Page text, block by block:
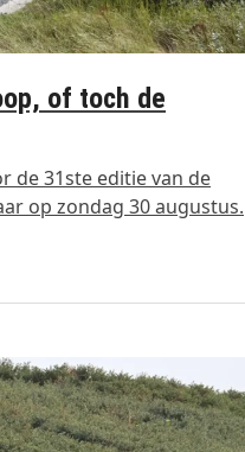
of toch de
de 31ste editie van de
op zondag 30 augustus.